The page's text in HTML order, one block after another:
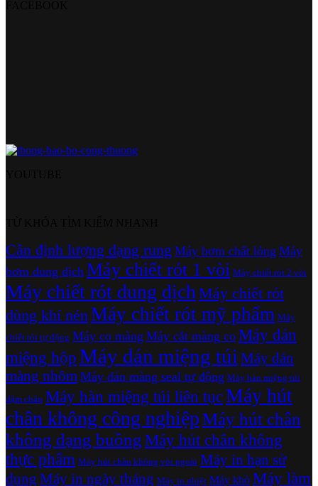
Cân định lượng dạng rung Máy bơm chất lỏng Máy
bơm dung dịch Máy chiết rót 1 vòi Máy chiết rót 2 vòi
Máy chiết rót dung dịch Máy chiết rót
dùng khí nén Máy chiết rót mỹ phẩm Máy
chiết rót tự động Máy co màng Máy cắt màng co Máy dán
miệng hộpMáy dán miệng túi Máy dán
màng nhôm Máy dán màng seal tự động Máy hàn miệng túi
dậm chân Máy hàn miệng túi liên tụcMáy hút
chân không công nghiệpMáy hút chân
không dạng buồngMáy hút chân không
thực phẩm Máy hút chân không vòi ngoài Máy in hạn sử
dụng Máy in ngày tháng Máy in nhiệt Máy khò Máy làm